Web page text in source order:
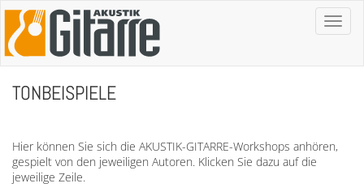
Toggle
TONBEISPIELE
Hier können Sie sich die AKUSTIK-GITARRE-Workshops anhören,
gespielt von den jeweiligen Autoren. Klicken Sie dazu auf die
jeweilige Zeile.